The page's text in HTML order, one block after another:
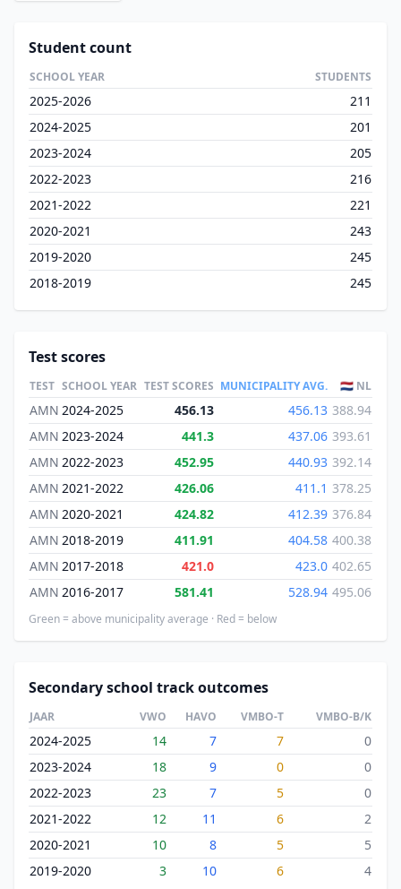
Student count
SCHOOL YEAR STUDENTS
2025-2026
211
2024-2025
201
2023-2024
205
2022-2023
216
2021-2022
221
2020-2021
243
2019-2020
245
2018-2019
245
Test scores
TEST SCHOOL YEAR TEST SCORES MUNICIPALITY AVG. 🇳🇱 NL
AMN 2024-2025 456.13 456.13 388.94
AMN 2023-2024 441.3 437.06 393.61
AMN 2022-2023 452.95 440.93 392.14
AMN 2021-2022 426.06 411.1 378.25
AMN 2020-2021 424.82 412.39 376.84
AMN 2018-2019 411.91 404.58 400.38
AMN 2017-2018 421.0 423.0 402.65
AMN 2016-2017 581.41 528.94 495.06
Green = above municipality average · Red = below
Secondary school track outcomes
JAAR VWO HAVO VMBO-T VMBO-B/K
2024-2025 14 7 7
0
2023-2024
18 9 0
0
2022-2023
23 7 5
0
2021-2022
12 11 6
2
2020-2021
10 8 5
5
2019-2020
3 10 6 4